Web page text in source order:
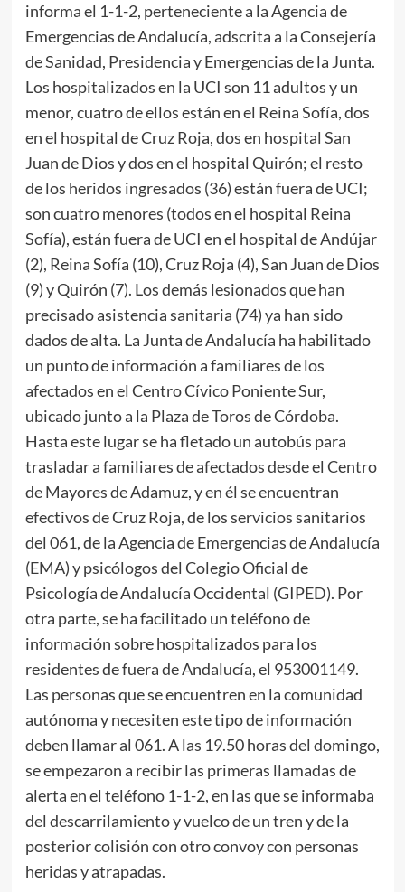
informa el 1-1-2, perteneciente a la Agencia de
Emergencias de Andalucía, adscrita a la Consejería
de Sanidad, Presidencia y Emergencias de la Junta.
Los hospitalizados en la UCI son 11 adultos y un
menor, cuatro de ellos están en el Reina Sofía, dos
en el hospital de Cruz Roja, dos en hospital San
Juan de Dios y dos en el hospital Quirón; el resto
de los heridos ingresados (36) están fuera de UCI;
son cuatro menores (todos en el hospital Reina
Sofía), están fuera de UCI en el hospital de Andújar
(2), Reina Sofía (10), Cruz Roja (4), San Juan de Dios
(9) y Quirón (7). Los demás lesionados que han
precisado asistencia sanitaria (74) ya han sido
dados de alta. La Junta de Andalucía ha habilitado
un punto de información a familiares de los
afectados en el Centro Cívico Poniente Sur,
ubicado junto a la Plaza de Toros de Córdoba.
Hasta este lugar se ha fletado un autobús para
trasladar a familiares de afectados desde el Centro
de Mayores de Adamuz, y en él se encuentran
efectivos de Cruz Roja, de los servicios sanitarios
del 061, de la Agencia de Emergencias de Andalucía
(EMA) y psicólogos del Colegio Oficial de
Psicología de Andalucía Occidental (GIPED). Por
otra parte, se ha facilitado un teléfono de
información sobre hospitalizados para los
residentes de fuera de Andalucía, el 953001149.
Las personas que se encuentren en la comunidad
autónoma y necesiten este tipo de información
deben llamar al 061. A las 19.50 horas del domingo,
se empezaron a recibir las primeras llamadas de
alerta en el teléfono 1-1-2, en las que se informaba
del descarrilamiento y vuelco de un tren y de la
posterior colisión con otro convoy con personas
heridas y atrapadas.